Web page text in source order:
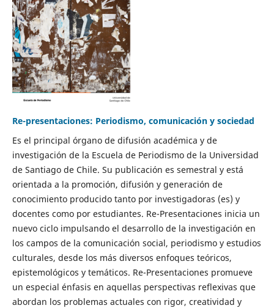
Re-presentaciones: Periodismo, comunicación y sociedad
Es el principal órgano de difusión académica y de
investigación de la Escuela de Periodismo de la Universidad
de Santiago de Chile. Su publicación es semestral y está
orientada a la promoción, difusión y generación de
conocimiento producido tanto por investigadoras (es) y
docentes como por estudiantes. Re-Presentaciones inicia un
nuevo ciclo impulsando el desarrollo de la investigación en
los campos de la comunicación social, periodismo y estudios
culturales, desde los más diversos enfoques teóricos,
epistemológicos y temáticos. Re-Presentaciones promueve
un especial énfasis en aquellas perspectivas reflexivas que
abordan los problemas actuales con rigor, creatividad y